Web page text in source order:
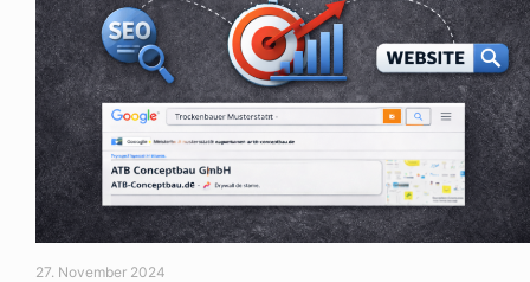
27. November 2024